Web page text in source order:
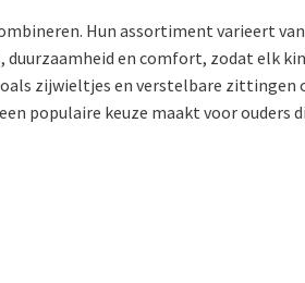
Hun assortiment varieert
en comfort, zodat elk
zijwieltjes en verstelbare zittingen
populaire keuze maakt voor ouders